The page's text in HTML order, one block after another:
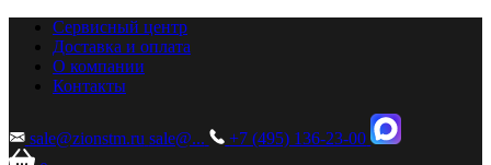
Сервисный центр
Доставка и оплата
О компании
Контакты
sale@zionstm.ru sale@...
+7 (495) 136-23-00